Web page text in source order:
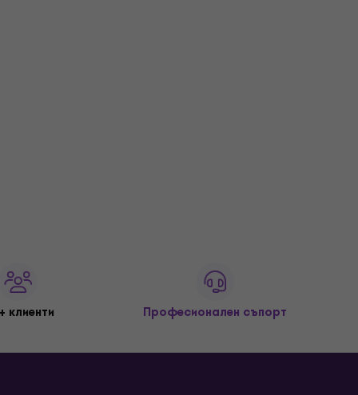
клиенти Професионален съпорт